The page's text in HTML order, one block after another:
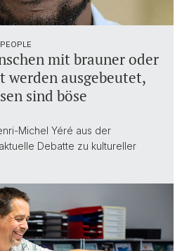
mit brauner oder
werden ausgebeutet,
sind böse
Michel Yéré aus der
Debatte zu kultureller